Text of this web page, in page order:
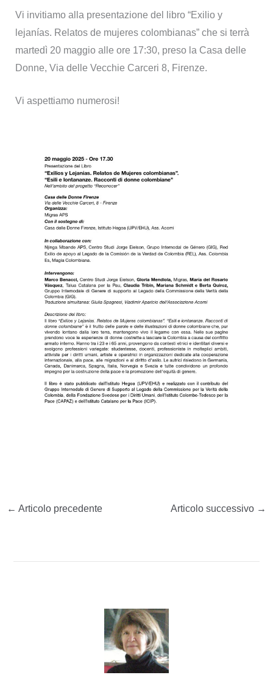
Vi invitiamo alla presentazione del libro “Exilio y
lejanías. Relatos de mujeres colombianas” che si terrà
martedì 20 maggio alle ore 17:30, preso la Casa delle
Donne, Via delle Vecchie Carceri 8, Firenze.
Vi aspettiamo numerosi!
← Articolo precedente Articolo successivo →